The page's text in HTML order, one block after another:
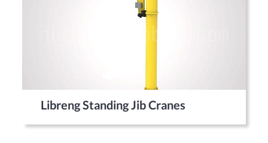
Libreng Standing Jib Cranes